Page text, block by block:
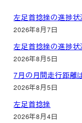
左足首捻挫の進捗状
2026年8月7日
左足首捻挫の進捗状
2026年8月5日
7月の月間走行距離
2026年8月5日
左足首捻挫
2026年8月4日